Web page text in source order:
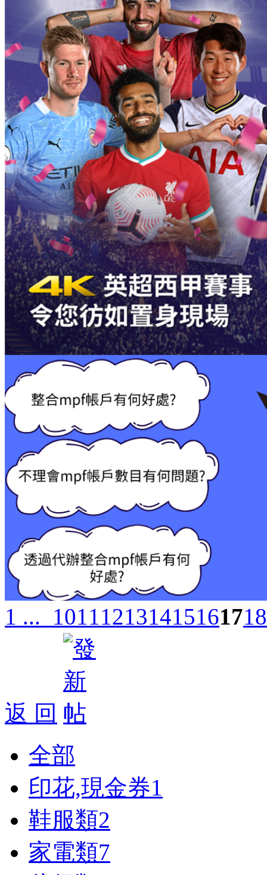
1 ... 101112131415161718
返 回
全部
印花,現金券1
鞋服類2
家電類7